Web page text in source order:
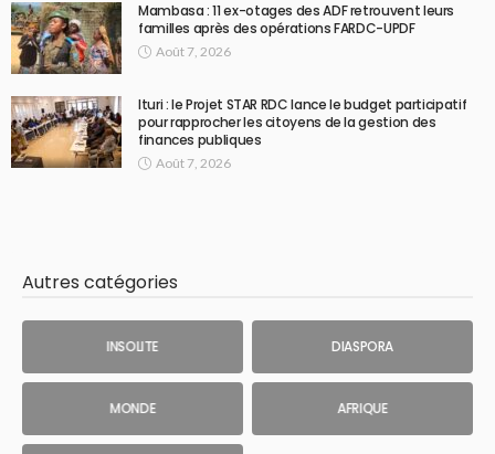
Mambasa : 11 ex-otages des ADF retrouvent leurs
familles après des opérations FARDC-UPDF
Août 7, 2026
Ituri : le Projet STAR RDC lance le budget participatif
pour rapprocher les citoyens de la gestion des
finances publiques
Août 7, 2026
Autres catégories
INSOLITE DIASPORA
MONDE AFRIQUE